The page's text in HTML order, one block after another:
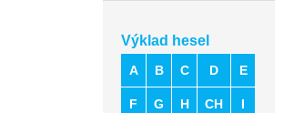
Výklad hesel
A B C D E
F G H CH I